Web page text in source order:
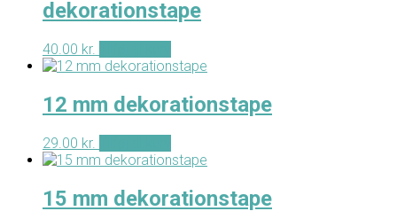
dekorationstape
40.00 kr.
12 mm dekorationstape
29.00 kr.
15 mm dekorationstape